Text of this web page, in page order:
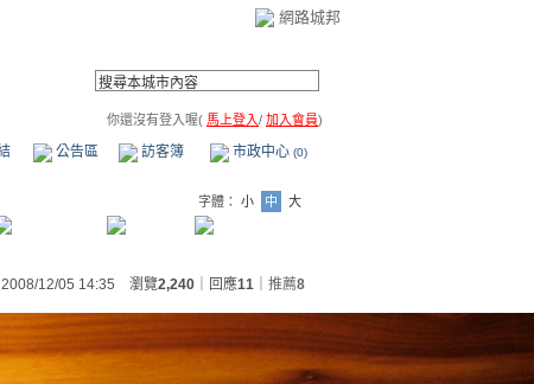
網路城邦
你還沒有登入喔( 馬上登入/ 加入會員)
公告區 訪客簿 市政中心 (0)
字體： 小 中
大
2008/12/05 14:35 瀏覽2,240 ｜回應11 推薦8